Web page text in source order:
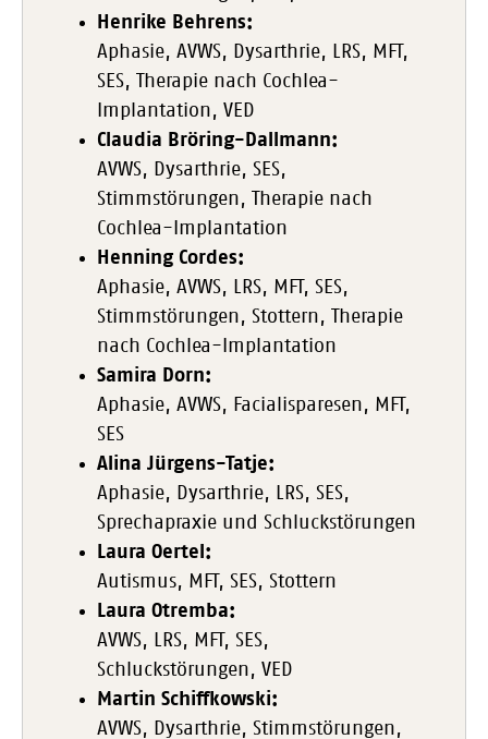
Henrike Behrens:
Aphasie, AVWS, Dysarthrie, LRS, MFT,
SES, Therapie nach Cochlea-
Implantation, VED
Claudia Bröring-Dallmann:
AVWS, Dysarthrie, SES,
Stimmstörungen, Therapie nach
Cochlea-Implantation
Henning Cordes:
Aphasie, AVWS, LRS, MFT, SES,
Stimmstörungen, Stottern, Therapie
nach Cochlea-Implantation
Samira Dorn:
Aphasie, AVWS, Facialisparesen, MFT,
SES
Alina Jürgens-Tatje:
Aphasie, Dysarthrie, LRS, SES,
Sprechapraxie und Schluckstörungen
Laura Oertel:
Autismus, MFT, SES, Stottern
Laura Otremba:
AVWS, LRS, MFT, SES,
Schluckstörungen, VED
Martin Schiffkowski:
AVWS, Dysarthrie, Stimmstörungen,